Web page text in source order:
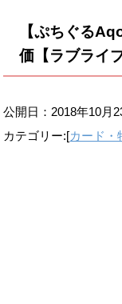
【ぷちぐる
価【ラブライ
公開日： 2018年10月
カテゴリー:[カード・